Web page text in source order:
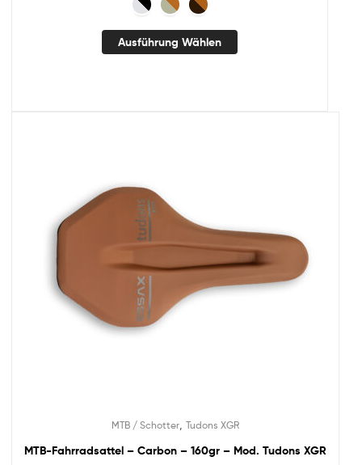
Ausführung Wählen
MTB / Schotter Tudons XGR
MTB-Fahrradsattel – Carbon – 160gr – Mod. Tudons XGR